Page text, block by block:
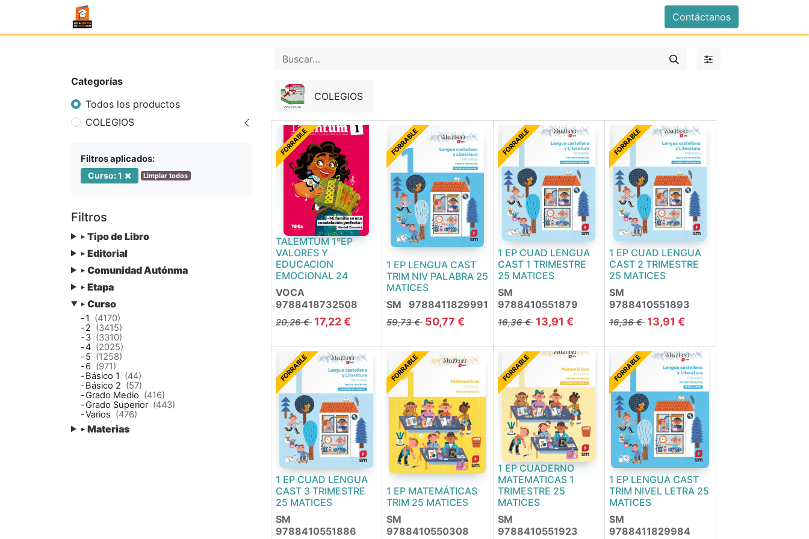
Contáctanos
Categorías
Todos los productos
COLEGIOS
Filtros aplicados:
Curso: 1 Limpiar todos
Filtros
▸ Tipo de Libro
▸ Editorial
▸ Comunidad Autónma
▸ Etapa
▸ Curso
-1
(4170)
-2 (3415)
-3 (3310)
-4 (2025)
-5 (1258)
-6 (971)
-Básico 1
(44)
-Básico 2 (57)
-Grado Medio (416)
-Grado Superior (443)
-Varios (476)
▸ Materias
COLEGIOS
FORRABLE
TALEMTUM 1ºEP
VALORES Y
EDUCACION
EMOCIONAL 24
VOCA
9788418732508
20,26€ 17,22€
FORRABLE
1 EP LENGUA CAST
TRIM NIV PALABRA 25
MATICES
SM
9788411829991
59,73€ 50,77 €
FORRABLE
1 EP CUAD LENGUA
CAST 1 TRIMESTRE
25 MATICES
SM
9788410551879
16,36€ 13,91 €
FORRABLE
1 EP CUAD LENGUA
CAST 2 TRIMESTRE
25 MATICES
SM
9788410551893
16,36€ 13,91 €
FORRABLE
1 EP CUAD LENGUA
CAST 3 TRIMESTRE
25 MATICES
SM
9788410551886
FORRABLE
1 EP MATEMÁTICAS
TRIM 25 MATICES
SM
9788410550308
FORRABLE
1 EP CUADERNO
MATEMATICAS 1
TRIMESTRE 25
MATICES
SM
9788410551923
FORRABLE
1 EP LENGUA CAST
TRIM NIVEL LETRA 25
MATICES
SM
9788411829984